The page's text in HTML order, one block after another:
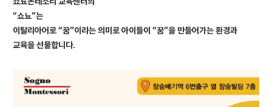
“쇼뇨”는
이탈리아어로 “꿈”이라는 의미로아이들이 “꿈”을 만들어가는 환경과
교육을 선물합니다.